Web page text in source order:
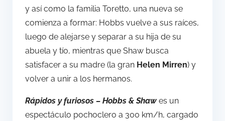
y así como la familia Toretto, una nueva se
comienza a formar: Hobbs vuelve a sus raíces,
luego de alejarse y separar a su hija de su
abuela y tío, mientras que Shaw busca
satisfacer a su madre (la gran Helen Mirren) y
volver a unir a los hermanos.
Rápidos y furiosos – Hobbs & Shaw es un
espectáculo pochoclero a 300 km/h, cargado